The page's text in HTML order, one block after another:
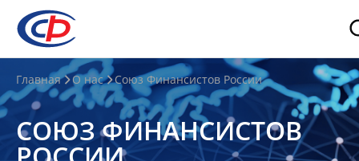
О
нас
О
СФР
Главная О нас Союз Финансистов России
СОЮЗ ФИНАНСИСТОВ